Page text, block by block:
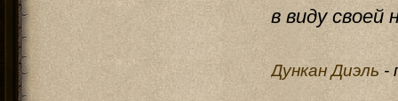
в виду своей
Дункан Диэль -